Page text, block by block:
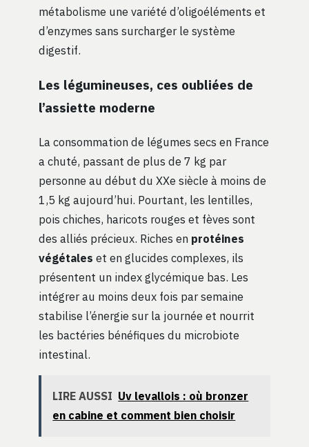
métabolisme une variété d’oligoéléments et
d’enzymes sans surcharger le système
digestif.
Les légumineuses, ces oubliées de
l’assiette moderne
La consommation de légumes secs en France
a chuté, passant de plus de 7 kg par
personne au début du XXe siècle à moins de
1,5 kg aujourd’hui. Pourtant, les lentilles,
pois chiches, haricots rouges et fèves sont
des alliés précieux. Riches en protéines
végétales et en glucides complexes, ils
présentent un index glycémique bas. Les
intégrer au moins deux fois par semaine
stabilise l’énergie sur la journée et nourrit
les bactéries bénéfiques du microbiote
intestinal.
LIRE AUSSI Uv levallois : où bronzer
en cabine et comment bien choisir